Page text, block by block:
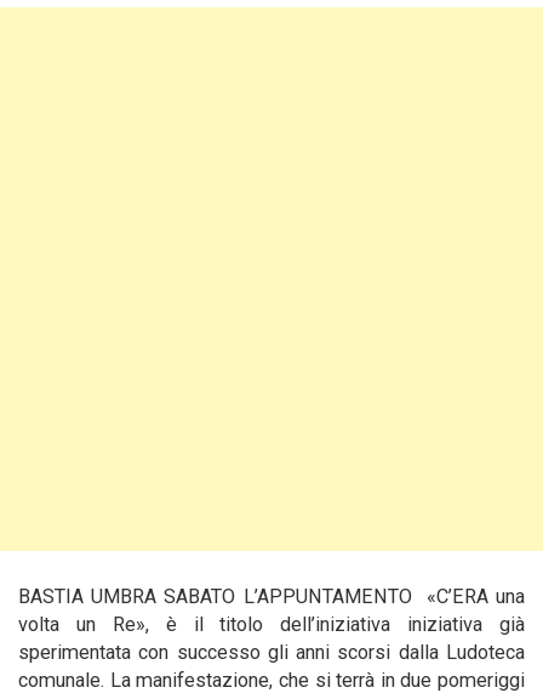
BASTIA UMBRA SABATO L’APPUNTAMENTO «C’ERA una
volta un Re», è il titolo dell’iniziativa iniziativa già
sperimentata con successo gli anni scorsi dalla Ludoteca
comunale. La manifestazione, che si terrà in due pomeriggi